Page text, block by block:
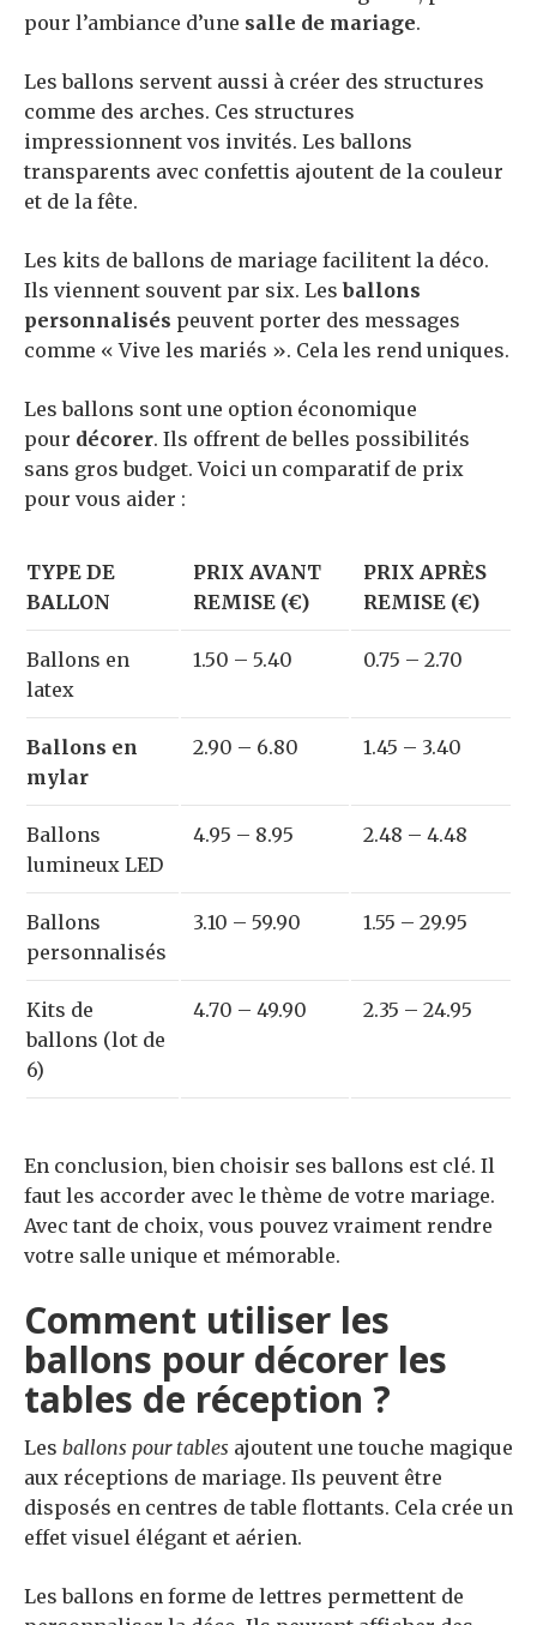
pour l’ambiance d’une salle de mariage.
Les ballons servent aussi à créer des structures
comme des arches. Ces structures
impressionnent vos invités. Les ballons
transparents avec confettis ajoutent de la couleur
et de la fête.
Les kits de ballons de mariage facilitent la déco.
Ils viennent souvent par six. Lesballons
personnalisés peuvent porter des messages
comme « Vive les mariés ». Cela les rend uniques.
Les ballons sont une option économique
pour décorer. Ils offrent de belles possibilités
sans gros budget. Voici un comparatif de prix
pour vous aider :
TYPE DE
BALLON
PRIX AVANT
REMISE (€)
PRIX APRÈS
REMISE (€)
Ballons en
latex
1.50 – 5.40 0.75 – 2.70
Ballons en
mylar
2.90 – 6.80 1.45 – 3.40
Ballons
lumineux LED
4.95 – 8.95 2.48 – 4.48
Ballons
personnalisés
3.10 – 59.90 1.55 – 29.95
Kits de
ballons (lot de
6)
4.70 – 49.90 2.35 – 24.95
En conclusion, bien choisir ses ballons est clé. Il
faut les accorder avec le thème de votre mariage.
Avec tant de choix, vous pouvez vraiment rendre
votre salle unique et mémorable.
Comment utiliser les
ballons pour décorer les
tables de réception ?
Les ballons pour tables ajoutent une touche magique
aux réceptions de mariage. Ils peuvent être
disposés en centres de table flottants. Cela crée un
effet visuel élégant et aérien.
Les ballons en forme de lettres permettent de